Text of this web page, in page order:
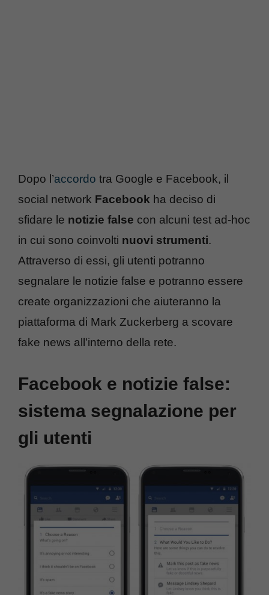
Dopo l’accordo tra Google e Facebook, il
social network Facebook ha deciso di
sfidare le notizie false con alcuni test ad-hoc
in cui sono coinvolti nuovi strumenti.
Attraverso di essi, gli utenti potranno
segnalare le notizie false e potranno essere
create organizzazioni che aiuteranno la
piattaforma di Mark Zuckerberg a scovare
fake news all’interno della rete.
Facebook e notizie false:
sistema segnalazione per
gli utenti